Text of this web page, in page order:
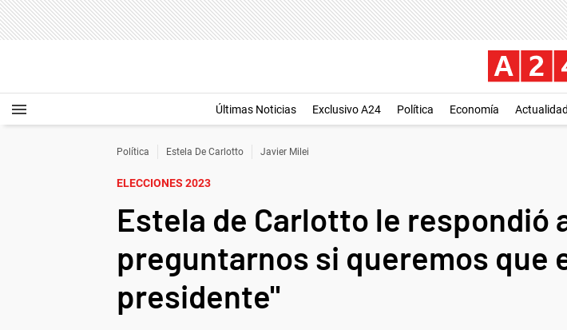
Últimas Noticias Exclusivo A24 Política Economía Actualidad
Política Estela De Carlotto Javier Milei
ELECCIONES 2023
Estela de Carlotto le respondió
preguntarnos si queremos que
presidente"